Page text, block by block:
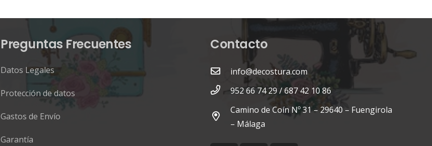
Preguntas Frecuentes
Datos Legales
Protección de datos
Gastos de Envío
Garantía
Contacto
info@decostura.com
952 66 74 29 / 687 42 10 86
Camino de Coín Nº 31 – 29640 – Fuengirola
– Málaga